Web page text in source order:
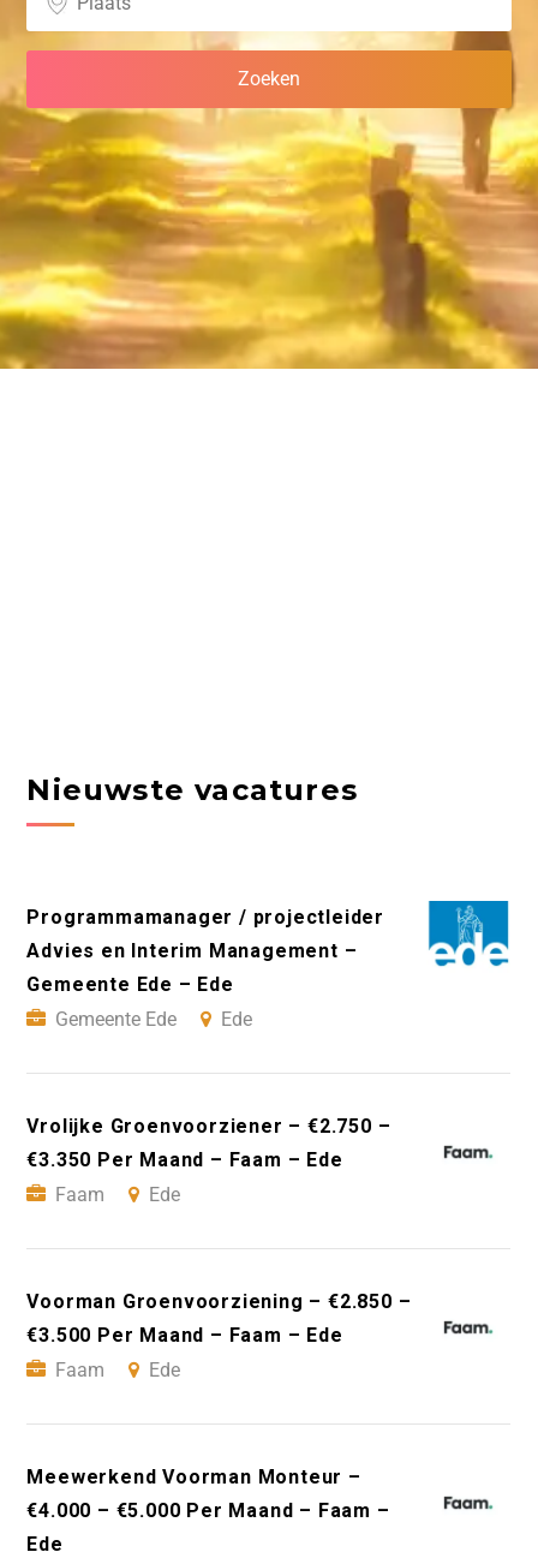
Nieuwste vacatures
Programmamanager / projectleider
Advies en Interim Management –
Gemeente Ede – Ede
Gemeente Ede
Ede
Vrolijke Groenvoorziener – €2.750 –
€3.350 Per Maand – Faam – Ede
Faam
Ede
Voorman Groenvoorziening – €2.850 –
€3.500 Per Maand – Faam – Ede
Faam
Ede
Meewerkend Voorman Monteur –
€4.000 – €5.000 Per Maand – Faam –
Ede